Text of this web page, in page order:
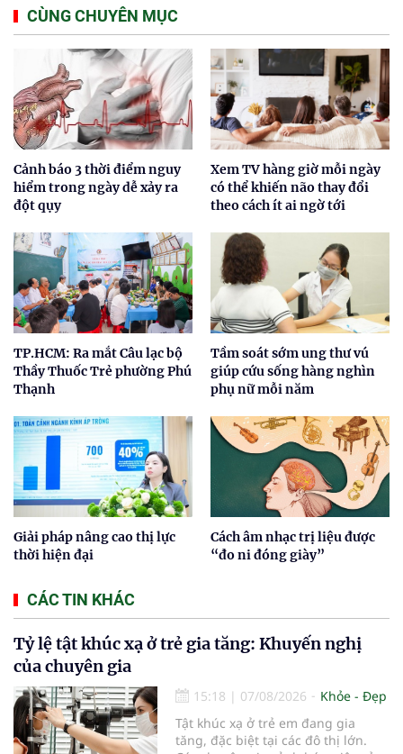
CÙNG CHUYÊN MỤC
Cảnh báo 3 thời điểm nguy
hiểm trong ngày dễ xảy ra
đột qụy
Xem TV hàng giờ mỗi ngày
có thể khiến não thay đổi
theo cách ít ai ngờ tới
TP.HCM: Ra mắt Câu lạc bộ
Thầy Thuốc Trẻ phường Phú
Thạnh
Tầm soát sớm ung thư vú
giúp cứu sống hàng nghìn
phụ nữ mỗi năm
Giải pháp nâng cao thị lực
thời hiện đại
Cách âm nhạc trị liệu được
“đo ni đóng giày”
CÁC TIN KHÁC
Tỷ lệ tật khúc xạ ở trẻ gia tăng: Khuyến nghị
của chuyên gia
15:18 | 07/08/2026
Khỏe - Đẹp
Tật khúc xạ ở trẻ em đang gia
tăng, đặc biệt tại các đô thị lớn.